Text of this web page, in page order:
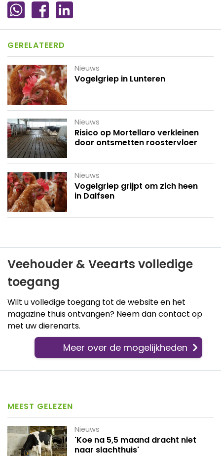
GERELATEERD
Nieuws
Vogelgriep in Lunteren
Nieuws
Risico op Mortellaro verkleinen
door ontsmetten roostervloer
Nieuws
Vogelgriep grijpt om zich heen
in Dalfsen
Veehouder & Veearts volledige
toegang
Wilt u volledige toegang tot de website en het
magazine thuis ontvangen? Neem dan contact op
met uw dierenarts.
Meer over de mogelijkheden
MEEST GELEZEN
Nieuws
'Koe na 5,5 maand dracht niet
naar slachthuis'